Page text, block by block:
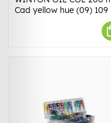
Cad yellow hue (09) 109